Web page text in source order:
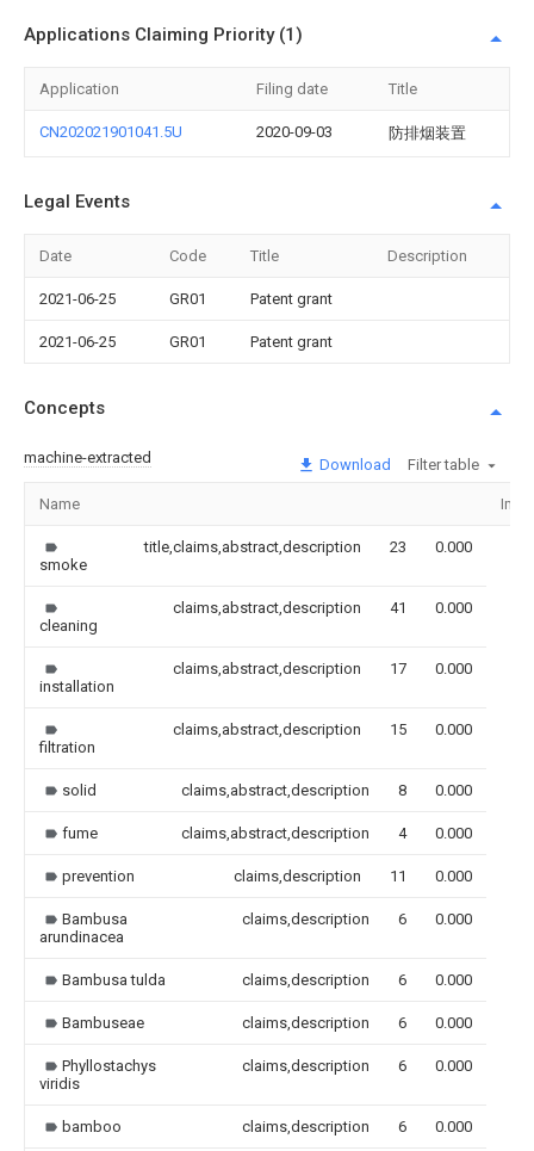
Applications Claiming Priority (1)
Application Filing date Title
CN202021901041.5U 2020-09-03 防排烟装置
Legal Events
Date Code Title Description
2021-06-25 GR01 Patent grant
2021-06-25 GR01 Patent grant
Concepts
machine-extracted Download Filter table
Name
smoke
title,claims,abstract,description 23 0.000
cleaning
claims,abstract,description 41 0.000
installation
claims,abstract,description 17 0.000
filtration
claims,abstract,description 15 0.000
solid claims,abstract,description 8 0.000
fume claims,abstract,description 4 0.000
prevention claims,description 11 0.000
Bambusa
arundinacea
claims,description 6 0.000
Bambusa tulda claims,description 6 0.000
Bambuseae claims,description 6 0.000
Phyllostachys
viridis
claims,description 6 0.000
bamboo claims,description 6 0.000